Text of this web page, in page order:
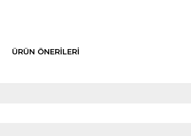
ÜRÜN ÖNERILERI